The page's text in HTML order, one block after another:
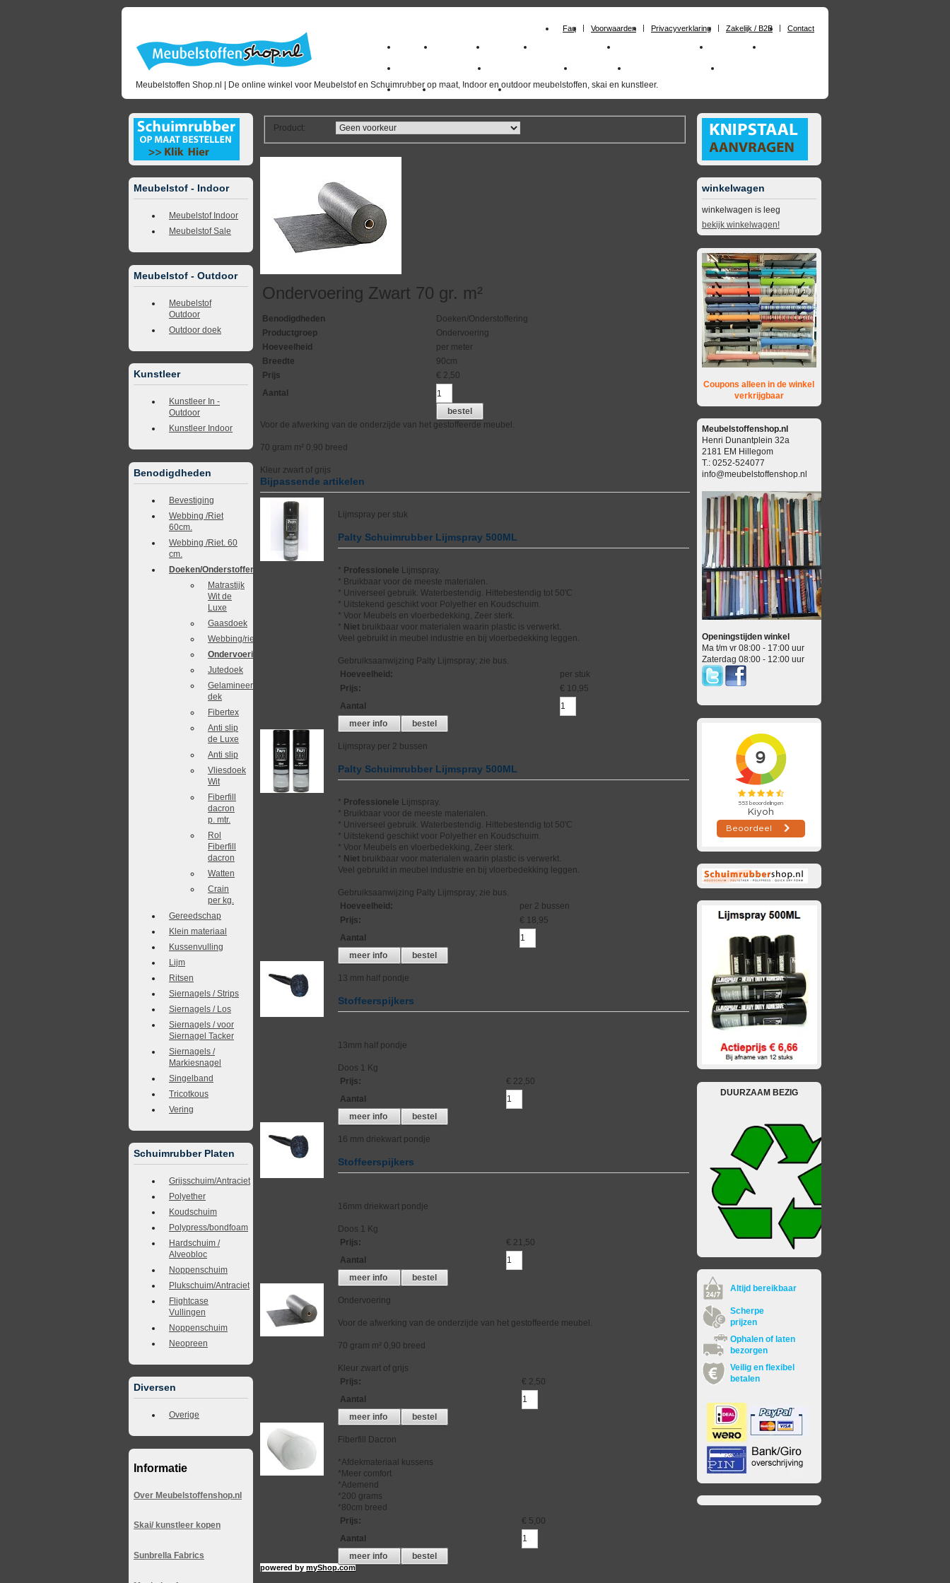
Faq Voorwaarden Privacyverklaring Zakelijk / B2B Contact
Meubelstoffen Shop.nl | De online winkel voor Meubelstof en Schuimrubber op maat, Indoor en outdoor meubelstoffen, skai en kunstleer.
Home Meubelstof Kunstleer Schuimrubberplaten Schuimrubber op maat Materialen
milano_outdoorstoffen skai kunstleer kopen outdoorstof skai_kunstleer outdoor
Outlet Meubelstof indoor duurzaam
Meubelstof - Indoor
Meubelstof Indoor
Meubelstof Sale
Meubelstof - Outdoor
Meubelstof
Outdoor
Outdoor doek
Kunstleer
Kunstleer In -
Outdoor
Kunstleer Indoor
Benodigdheden
Bevestiging
Webbing /Riet
60cm.
Webbing /Riet. 60
cm.
Doeken/Onderstoffering
Matrastijk
Wit de
Luxe
Gaasdoek
Webbing/riet
Ondervoering
Jutedoek
Gelamineerd
dek
Fibertex
Anti slip
de Luxe
Anti slip
Vliesdoek
Wit
Fiberfill
dacron
p. mtr.
Rol
Fiberfill
dacron
Watten
Crain
per kg.
Gereedschap
Klein materiaal
Kussenvulling
Lijm
Ritsen
Siernagels / Strips
Siernagels / Los
Siernagels / voor
Siernagel Tacker
Siernagels /
Markiesnagel
Singelband
Tricotkous
Vering
Schuimrubber Platen
Grijsschuim/Antraciet
Polyether
Koudschuim
Polypress/bondfoam
Hardschuim /
Alveobloc
Noppenschuim
Plukschuim/Antraciet
Flightcase
Vullingen
Noppenschuim
Neopreen
Diversen
Overige
Informatie
Over Meubelstoffenshop.nl
Skai/ kunstleer kopen
Sunbrella Fabrics
Product:
Ondervoering Zwart 70 gr. m²
Benodigdheden
Doeken/Onderstoffering
Productgroep
Ondervoering
Hoeveelheid
per meter
Breedte
90cm
Prijs
€ 2,50
Aantal
bestel
Voor de afwerking van de onderzijde van het gestoffeerde meubel.
70 gram m² 0,90 breed
Kleur zwart of grijs
Bijpassende artikelen
Lijmspray per stuk
Palty Schuimrubber Lijmspray 500ML
* Professionele Lijmspray.
* Bruikbaar voor de meeste materialen.
* Universeel gebruik. Waterbestendig. Hittebestendig tot 50'C
* Uitstekend geschikt voor Polyether en Koudschuim.
* Voor Meubels en vloerbedekking, Zeer sterk.
* Niet bruikbaar voor materialen waarin plastic is verwerkt.
Veel gebruikt in meubel industrie en bij vloerbedekking leggen.
Gebruiksaanwijzing Palty Lijmspray; zie bus.
Hoeveelheid :
per stuk
Prijs:
€ 10,95
Aantal
meer info
bestel
Lijmspray per 2 bussen
Palty Schuimrubber Lijmspray 500ML
* Professionele Lijmspray.
* Bruikbaar voor de meeste materialen.
* Universeel gebruik. Waterbestendig. Hittebestendig tot 50'C
* Uitstekend geschikt voor Polyether en Koudschuim.
* Voor Meubels en vloerbedekking, Zeer sterk.
* Niet bruikbaar voor materialen waarin plastic is verwerkt.
Veel gebruikt in meubel industrie en bij vloerbedekking leggen.
Gebruiksaanwijzing Palty Lijmspray; zie bus.
Hoeveelheid :
per 2 bussen
Prijs:
€ 18,95
Aantal
meer info
bestel
13 mm half pondje
Stoffeerspijkers
13mm half pondje
Doos 1 Kg
Prijs:
€ 22,50
Aantal
meer info
bestel
16 mm driekwart pondje
Stoffeerspijkers
16mm driekwart pondje
Doos 1 Kg
Prijs:
€ 21,50
Aantal
meer info
bestel
Ondervoering
Voor de afwerking van de onderzijde van het gestoffeerde meubel.
70 gram m² 0,90 breed
Kleur zwart of grijs
Prijs:
€ 2,50
Aantal
meer info
bestel
Fiberfill Dacron
*Afdekmateriaal kussens
*Meer comfort
*Ademend
*200 grams
*80cm breed
Prijs:
€ 5,00
Aantal
meer info
bestel
powered bymyShop.com
winkelwagen
winkelwagen is leeg
bekijk winkelwagen!
Coupons alleen in de winkel
verkrijgbaar
Meubelstoffenshop.nl
Henri Dunantplein 32a
2181 EM Hillegom
T.: 0252-524077
info@meubelstoffenshop.nl
Openingstijden winkel
Ma t/m vr 08:00 - 17:00 uur
Zaterdag 08:00 - 12:00 uur
DUURZAAM BEZIG
Altijd bereikbaar
Scherpe
prijzen
Ophalen of laten
bezorgen
Veilig en flexibel
betalen